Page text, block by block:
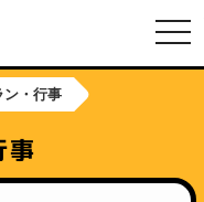
ン・行事
事